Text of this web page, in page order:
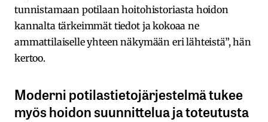
tunnistamaan potilaan hoitohistoriasta hoidon
kannalta tärkeimmät tiedot ja kokoaa ne
ammattilaiselle yhteen näkymään eri lähteistä”, hän
kertoo.
Moderni potilastietojärjestelmä tukee
myös hoidon suunnittelua ja toteutusta